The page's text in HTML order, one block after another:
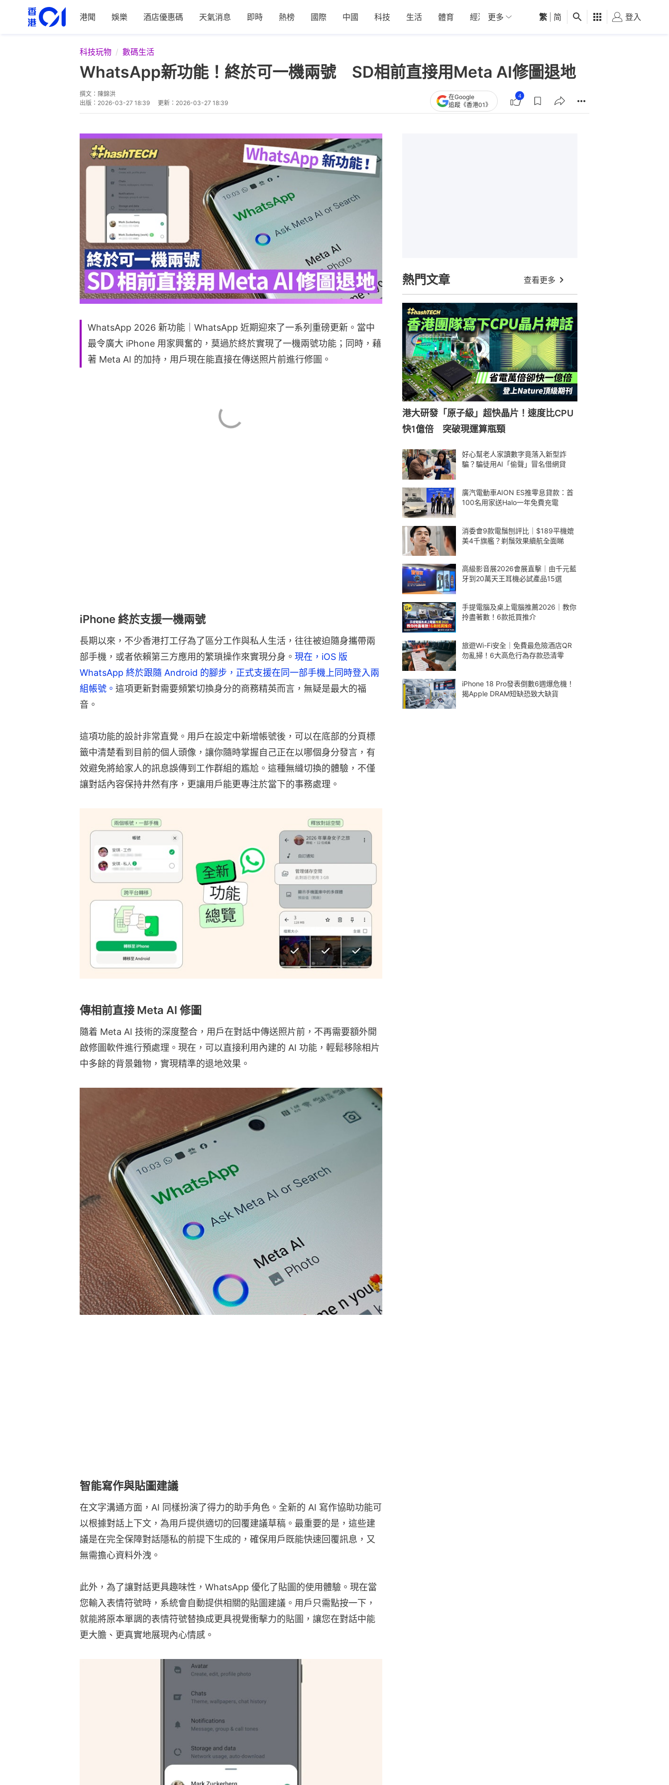
港聞 娛樂 酒店優惠碼 天氣消息 即時 熱榜 國際 中國 科技 生活 體育 經濟 01深圳 觀點 健康 好食玩飛
更多 繁 简 登入
科技玩物 數碼生活
WhatsApp新功能！終於可一機兩號 SD相前直接用Meta AI修圖退地
撰文： 陳錦洪
出版： 2026-03-27 18:39 更新： 2026-03-27 18:39
在Google
追蹤《香港01》
4
WhatsApp 2026 新功能｜WhatsApp 近期迎來了一系列重磅更新。當中
最令廣大 iPhone 用家興奮的，莫過於終於實現了一機兩號功能；同時，藉
著 Meta AI 的加持，用戶現在能直接在傳送照片前進行修圖。
iPhone 終於支援一機兩號
長期以來，不少香港打工仔為了區分工作與私人生活，往往被迫隨身攜帶兩
部手機，或者依賴第三方應用的繁瑣操作來實現分身。 現在，iOS 版
WhatsApp 終於跟隨 Android 的腳步，正式支援在同一部手機上同時登入兩
組帳號。 這項更新對需要頻繁切換身分的商務精英而言，無疑是最大的福
音。
這項功能的設計非常直覺。用戶在設定中新增帳號後，可以在底部的分頁標
籤中清楚看到目前的個人頭像，讓你隨時掌握自己正在以哪個身分發言，有
效避免將給家人的訊息誤傳到工作群組的尷尬。這種無縫切換的體驗，不僅
讓對話內容保持井然有序，更讓用戶能更專注於當下的事務處理。
傳相前直接 Meta AI 修圖
隨着 Meta AI 技術的深度整合，用戶在對話中傳送照片前，不再需要額外開
啟修圖軟件進行預處理。現在，可以直接利用內建的 AI 功能，輕鬆移除相片
中多餘的背景雜物，實現精準的退地效果。
智能寫作與貼圖建議
在文字溝通方面，AI 同樣扮演了得力的助手角色。全新的 AI 寫作協助功能可
以根據對話上下文，為用戶提供適切的回覆建議草稿。最重要的是，這些建
議是在完全保障對話隱私的前提下生成的，確保用戶既能快速回覆訊息，又
無需擔心資料外洩。
此外，為了讓對話更具趣味性，WhatsApp 優化了貼圖的使用體驗。現在當
您輸入表情符號時，系統會自動提供相關的貼圖建議。用戶只需點按一下，
就能將原本單調的表情符號替換成更具視覺衝擊力的貼圖，讓您在對話中能
更大膽、更真實地展現內心情感。
熱門文章 查看更多
港大研發「原子級」超快晶片！速度比CPU
快1億倍 突破現運算瓶頸
好心幫老人家讀數字竟落入新型詐
騙？騙徒用AI「偷聲」冒名借網貸
廣汽電動車AION ES推零息貸款：首
100名用家送Halo一年免費充電
消委會9款電鬚刨評比｜$189平機媲
美4千旗艦？剃鬚效果續航全面睇
高級影音展2026會展直擊｜由千元藍
牙到20萬天王耳機必試產品15選
手提電腦及桌上電腦推薦2026｜教你
拎盡著數！6款抵買推介
旅遊Wi-Fi安全｜免費最危險酒店QR
勿亂掃！6大高危行為存款恐清零
iPhone 18 Pro發表倒數6週爆危機！
揭Apple DRAM短缺恐致大缺貨